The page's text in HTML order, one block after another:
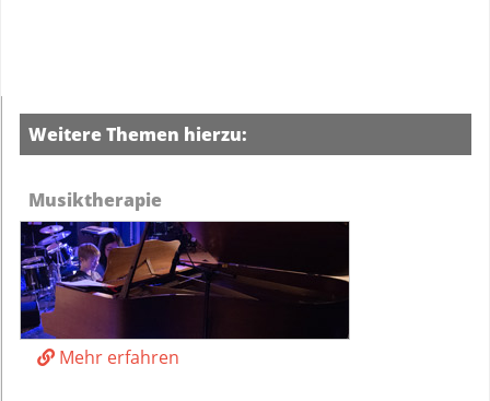
Weitere Themen hierzu:
Musiktherapie
Mehr erfahren